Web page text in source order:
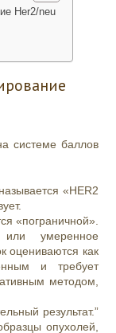
Her2/neu
системе баллов
«HER2
«пограничной».
умеренное
оцениваются как
и требует
методом,
результат.”
опухолей,